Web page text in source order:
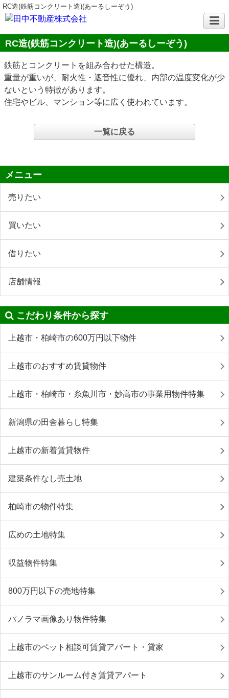
RC造(鉄筋コンクリート造)(あーるしーぞう)
RC造(鉄筋コンクリート造)(あーるしーぞう)
鉄筋とコンクリートを組み合わせた構造。
重量が重いが、耐火性・遮音性に優れ、内部の温度変化が少
ないという特徴があります。
住宅やビル、マンション等に広く使われています。
一覧に戻る
メニュー
売りたい
買いたい
借りたい
店舗情報
こだわり条件から探す
上越市・柏崎市の600万円以下物件
上越市のおすすめ賃貸物件
上越市・柏崎市・糸魚川市・妙高市の事業用物件特集
新潟県の田舎暮らし特集
上越市の新着賃貸物件
建築条件なし売土地
柏崎市の物件特集
広めの土地特集
収益物件特集
800万円以下の売地特集
パノラマ画像あり物件特集
上越市のペット相談可賃貸アパート・貸家
上越市のサンルーム付き賃貸アパート